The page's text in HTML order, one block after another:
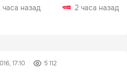
часа назад
2 часа назад
17:10 5 112